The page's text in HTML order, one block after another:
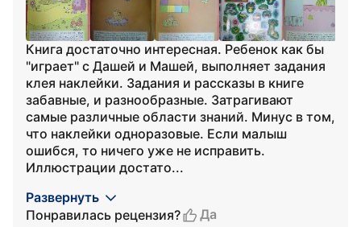
Книга достаточно интересная. Ребенок как бы
"играет" с Дашей и Машей, выполняет задания
клея наклейки. Задания и рассказы в книге
забавные, и разнообразные. Затрагивают
самые различные области знаний. Минус в том,
что наклейки одноразовые. Если малыш
ошибся, то ничего уже не исправить.
Иллюстрации достато...
Развернуть
Понравилась рецензия?
Да